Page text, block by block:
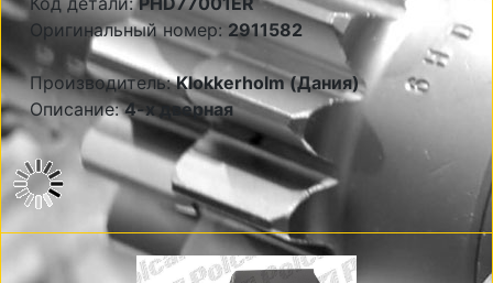
Оригинальный номер: 2911582
Производитель:Klokkerholm (Дания)
Описание:4-х дверная